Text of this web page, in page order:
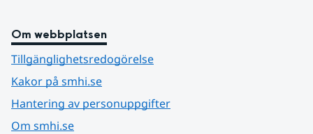
Om webbplatsen
Tillgänglighetsredogörelse
Kakor på smhi.se
Hantering av personuppgifter
Om smhi.se